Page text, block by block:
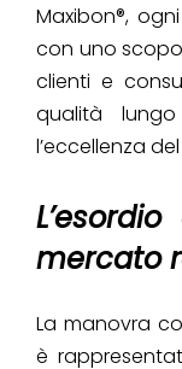
Maxibon®,
con uno
clienti e
qualità
l’eccellenza del
mercato
La manovra
è